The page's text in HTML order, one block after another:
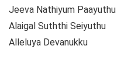
Jeeva Nathiyum Paayuthu
Alaigal Suththi Seiyuthu
Alleluya Devanukku